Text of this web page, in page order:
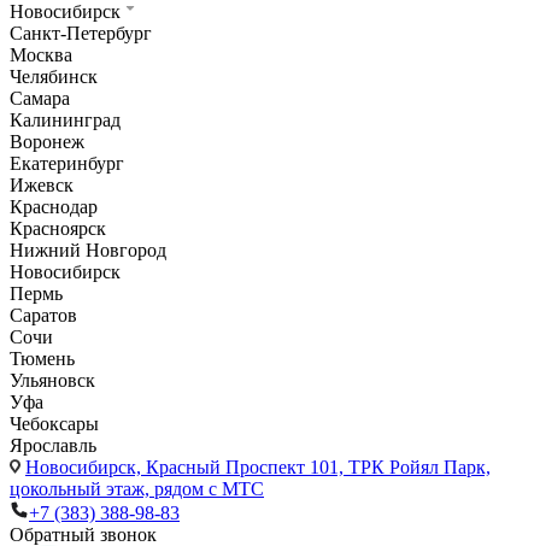
Новосибирск
Санкт-Петербург
Москва
Челябинск
Самара
Калининград
Воронеж
Екатеринбург
Ижевск
Краснодар
Красноярск
Нижний Новгород
Новосибирск
Пермь
Саратов
Сочи
Тюмень
Ульяновск
Уфа
Чебоксары
Ярославль
Новосибирск, Красный Проспект 101, ТРК Ройял Парк,
цокольный этаж, рядом с МТС
+7 (383) 388-98-83
Обратный звонок